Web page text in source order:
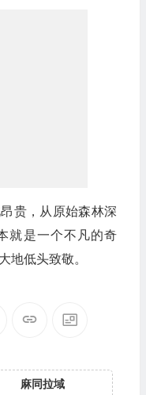
贵，从原始森林深
就是一个不凡的奇
地低头致敬。
麻同拉域